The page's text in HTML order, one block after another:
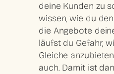
deine Kunden zu
wissen, wie du
die Angebote
läufst du Gefahr,
Gleiche
auch. Damit ist